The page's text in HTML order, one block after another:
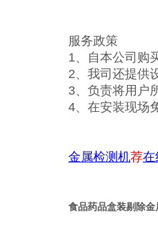
服务政策
1、自本公司购
2、我司还提供
3、负责将用户
4、在安装现场
金属检测机荐在
食品药品盒装剔除